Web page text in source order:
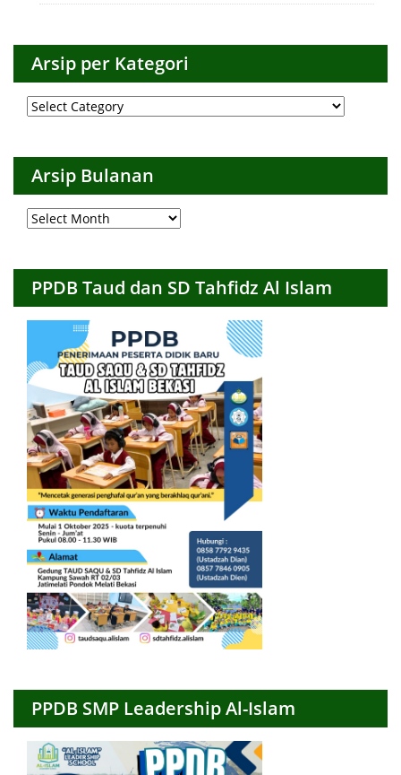
Arsip per Kategori
Arsip
per
Arsip Bulanan
Arsip
Bulanan
PPDB Taud dan SD Tahfidz Al Islam
PPDB SMP Leadership Al-Islam